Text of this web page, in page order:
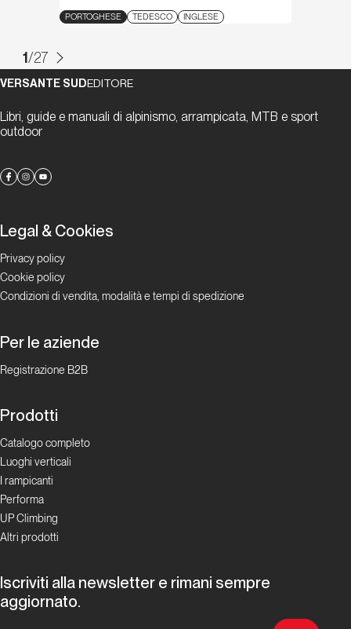
PORTOGHESE TEDESCO INGLESE
1/27
VERSANTE SUDEDITORE
Libri, guide e manuali di alpinismo, arrampicata, MTB e sport
outdoor
Legal & Cookies
Privacy policy
Cookie policy
Condizioni di vendita, modalità e tempi di spedizione
Per le aziende
Registrazione B2B
Prodotti
Catalogo completo
Luoghi verticali
I rampicanti
Performa
UP Climbing
Altri prodotti
Iscriviti alla newsletter e rimani sempre
aggiornato.